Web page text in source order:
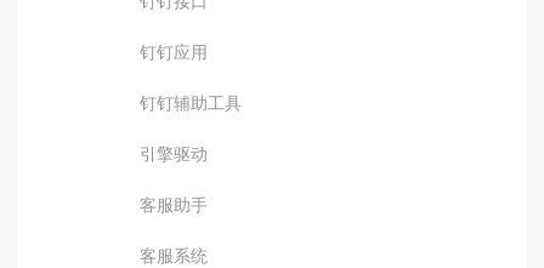
钉钉应用
钉钉辅助工具
引擎驱动
客服助手
客服系统